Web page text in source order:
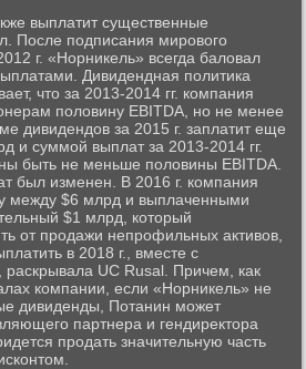
выплатит существенные
После подписания мирового
г. «Норникель» всегда баловал
Дивидендная политика
что за 2013-2014 гг. компания
половину EBITDA, но не менее
дивидендов за 2015 г. заплатит еще
и суммой выплат за 2013-2014 гг.
быть не меньше половины EBITDA.
был изменен. В 2016 г. компания
между $6 млрд и выплаченными
$1 млрд, который
от продажи непрофильных активов,
в 2018 г., вместе с
раскрывала UC Rusal. Причем, как
компании, если «Норникель» не
дивиденды, Потанин может
партнера и гендиректора
продать значительную часть